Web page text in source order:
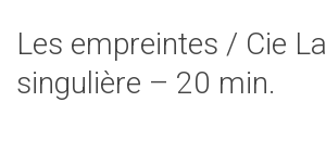
Les empreintes / Cie
singulière – 20 min.